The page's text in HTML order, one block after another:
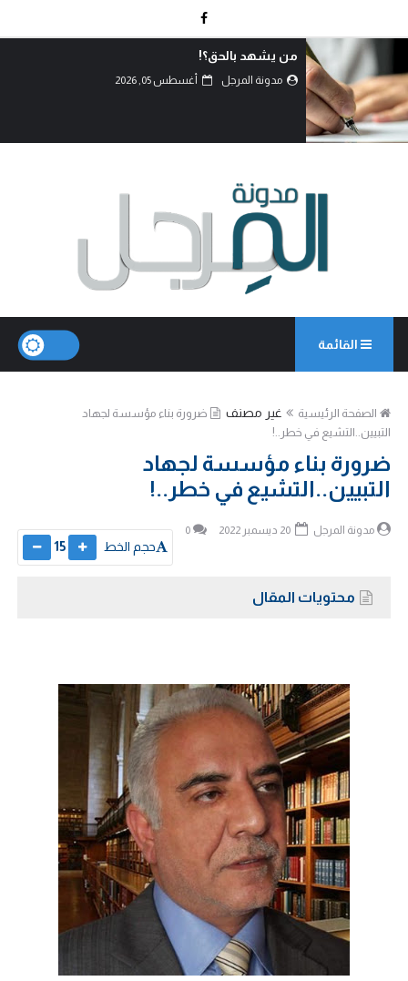
مدونة المرجل
القائمة
الصفحة الرئيسية غير مصنف
ضرورة بناء مؤسسة لجهاد
التبيين..التشيع في خطر..!
ضرورة بناء مؤسسة لجهاد
التبيين..التشيع في خطر..!
مدونة المرجل 0
حجم الخط 15
محتويات المقال